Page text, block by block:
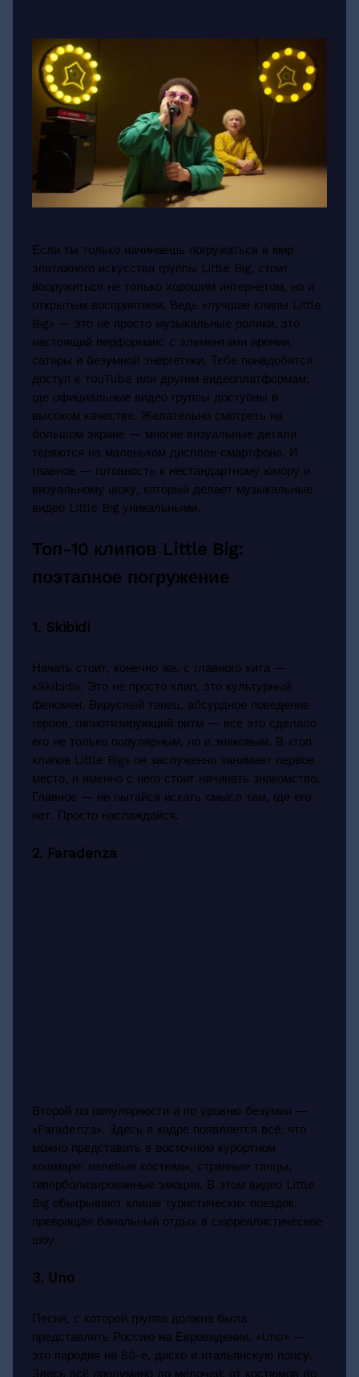
Если ты только начинаешь погружаться в мир
эпатажного искусства группы Little Big, стоит
вооружиться не только хорошим интернетом, но и
открытым восприятием. Ведь «лучшие клипы Little
Big» — это не просто музыкальные ролики, это
настоящий перформанс с элементами иронии,
сатиры и безумной энергетики. Тебе понадобится
доступ к YouTube или другим видеоплатформам,
где официальные видео группы доступны в
высоком качестве. Желательно смотреть на
большом экране — многие визуальные детали
теряются на маленьком дисплее смартфона. И
главное — готовность к нестандартному юмору и
визуальному шоку, который делает музыкальные
видео Little Big уникальными.
Топ-10 клипов Little Big:
поэтапное погружение
1. Skibidi
Начать стоит, конечно же, с главного хита —
«Skibidi». Это не просто клип, это культурный
феномен. Вирусный танец, абсурдное поведение
героев, гипнотизирующий ритм — всё это сделало
его не только популярным, но и знаковым. В «топ
клипов Little Big» он заслуженно занимает первое
место, и именно с него стоит начинать знакомство.
Главное — не пытайся искать смысл там, где его
нет. Просто наслаждайся.
2. Faradenza
Второй по популярности и по уровню безумия —
«Faradenza». Здесь в кадре появляется всё, что
можно представить в восточном курортном
кошмаре: нелепые костюмы, странные танцы,
гиперболизированные эмоции. В этом видео Little
Big обыгрывают клише туристических поездок,
превращая банальный отдых в сюрреалистическое
шоу.
3. Uno
Песня, с которой группа должна была
представлять Россию на Евровидении. «Uno» —
это пародия на 80-е, диско и итальянскую попсу.
Здесь всё продумано до мелочей: от костюмов до